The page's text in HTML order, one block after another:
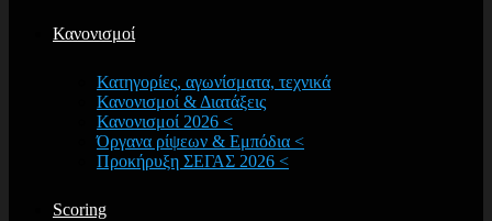
Κανονισμοί
Κατηγορίες, αγωνίσματα, τεχνικά
Κανονισμοί & Διατάξεις
Κανονισμοί 2026 <
Όργανα ρίψεων & Εμπόδια <
Προκήρυξη ΣΕΓΑΣ 2026 <
Scoring